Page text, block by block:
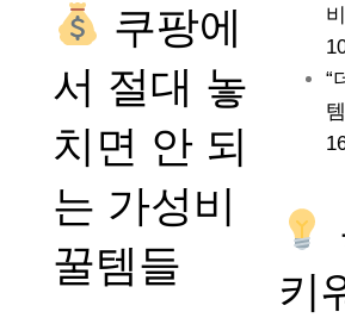
쿠팡에
서 절대 놓
치면 안 되
는 가성비
꿀템들
“
키